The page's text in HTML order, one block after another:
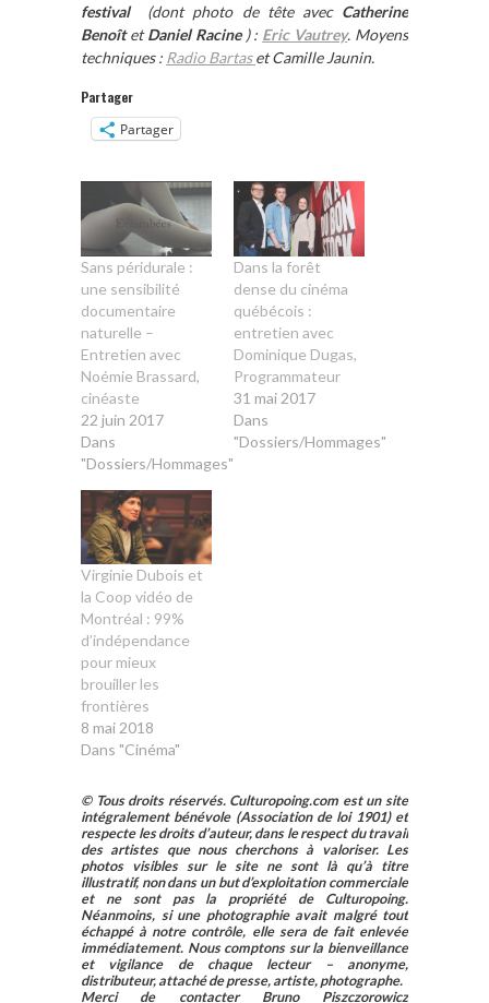
festival
(dont photo de tête avecCatherine
BenoîtetDaniel Racine ) : Eric Vautrey. Moyens
techniques : Radio Bartaset Camille Jaunin.
Partager
Partager
Sans péridurale :
une sensibilité
documentaire
naturelle –
Entretien avec
Noémie Brassard,
cinéaste
22 juin 2017
Dans
"Dossiers/Hommages"
Dans la forêt
dense du cinéma
québécois :
entretien avec
Dominique Dugas,
Programmateur
31 mai 2017
Dans
"Dossiers/Hommages"
Virginie Dubois et
la Coop vidéo de
Montréal : 99%
d’indépendance
pour mieux
brouiller les
frontières
8 mai 2018
Dans "Cinéma"
© Tous droits réservés. Culturopoing.com est un site
intégralement bénévole (Association de loi 1901) et
respecte les droits d’auteur, dans le respect du travail
des artistes que nous cherchons à valoriser. Les
photos visibles sur le site ne sont là qu’à titre
illustratif, non dans un but d’exploitation commerciale
et ne sont pas la propriété de Culturopoing.
Néanmoins, si une photographie avait malgré tout
échappé à notre contrôle, elle sera de fait enlevée
immédiatement. Nous comptons sur la bienveillance
et vigilance de chaque lecteur – anonyme,
distributeur, attaché de presse, artiste, photographe.
Merci de contacter Bruno Piszczorowicz